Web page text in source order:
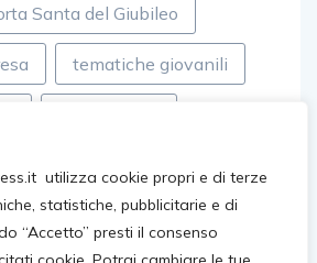
utilizza cookie propri e di terze
statistiche, pubblicitarie e di
“Accetto” presti il consenso
Santa del Giubileo
tematiche giovanili
Walter Eddie Cosina